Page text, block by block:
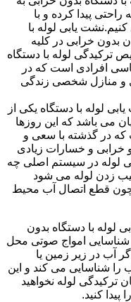
پیدا کرده و با
یابی لوله با
بدون خرابی در کلیه
ترکیدگی لوله با دستگاه
افرادی است که در
و منازل شخصی زندگی
لوله با دستگاه یکی از
می باشد که این روزها
که در گذشته با سعی و
و خسارات زیادی
لوله در سیستم اصلی چه
زدن لوله می شود
چون قطع اتصال آب محیط
لوله با دستگاه بدون
شناسایی امواج صوتی محل
آب در زیر زمین یا
را شناسایی می کند و این
لوله نخواهید
کنید.